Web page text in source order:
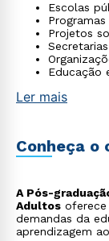
Escolas
Projetos
Educação
Ler mais
Conheça o
A Pós-
Adultos oferece
demandas da
aprendizagem